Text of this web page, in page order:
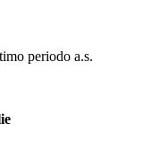
periodo a.s.